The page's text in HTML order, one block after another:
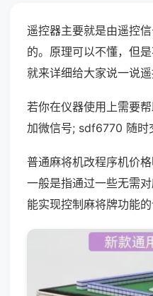
遥控器主要就是由遥控
的。原理可以不懂，但
就来详细给大家说一说遥
若你在仪器使用上需要
加微信号; sdf6770 随时
普通麻将机改程序机价
一般是指通过一些无需
能实现控制麻将牌功能的